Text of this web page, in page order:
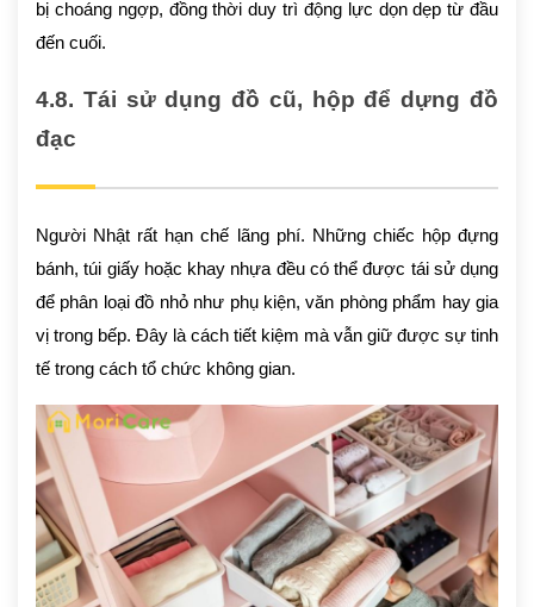
bị choáng ngợp, đồng thời duy trì động lực dọn dẹp từ đầu
đến cuối.
4.8. Tái sử dụng đồ cũ, hộp để dựng đồ
đạc
Người Nhật rất hạn chế lãng phí. Những chiếc hộp đựng
bánh, túi giấy hoặc khay nhựa đều có thể được tái sử dụng
để phân loại đồ nhỏ như phụ kiện, văn phòng phẩm hay gia
vị trong bếp. Đây là cách tiết kiệm mà vẫn giữ được sự tinh
tế trong cách tổ chức không gian.